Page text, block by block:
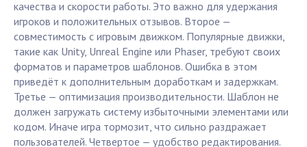
качества и скорости работы. Это важно для удержания
игроков и положительных отзывов. Второе —
совместимость с игровым движком. Популярные движки,
такие как Unity, Unreal Engine или Phaser, требуют своих
форматов и параметров шаблонов. Ошибка в этом
приведёт к дополнительным доработкам и задержкам.
Третье — оптимизация производительности. Шаблон не
должен загружать систему избыточными элементами или
кодом. Иначе игра тормозит, что сильно раздражает
пользователей. Четвертое — удобство редактирования.